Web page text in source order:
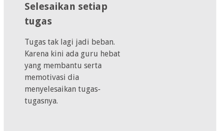
Selesaikan setiap
tugas
Tugas tak lagi jadi beban.
Karena kini ada guru hebat
yang membantu serta
memotivasi dia
menyelesaikan tugas-
tugasnya.